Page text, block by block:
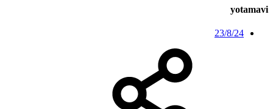
yotamavi
23/8/24